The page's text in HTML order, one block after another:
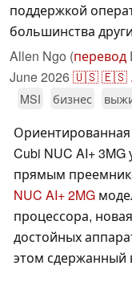
поддержкой
большинства
Allen Ngo (перевод
June 2026🇺🇸🇪🇸
MSI бизнес
Cubi NUC AI+
прямым
NUC AI+ 2MG
процессора,
достойных
этом сдержанный